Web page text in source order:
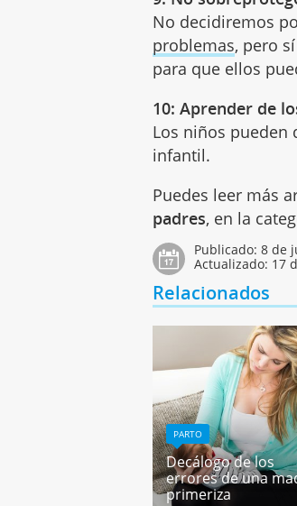
No decidiremos
problemas, pero
para que ellos
10: Aprender de
Los niños pueden
infantil.
Puedes leer más
padres, en la
Publicado:8 de
Actualizado: 17
Relacionados
PARTO
Decálogo de los
errores de una
primeriza